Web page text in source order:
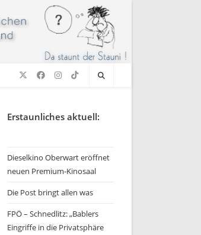
Erstaunliches aktuell:
Dieselkino Oberwart eröffnet
neuen Premium-Kinosaal
Die Post bringt allen was
FPÖ – Schnedlitz: „Bablers
Eingriffe in die Privatsphäre